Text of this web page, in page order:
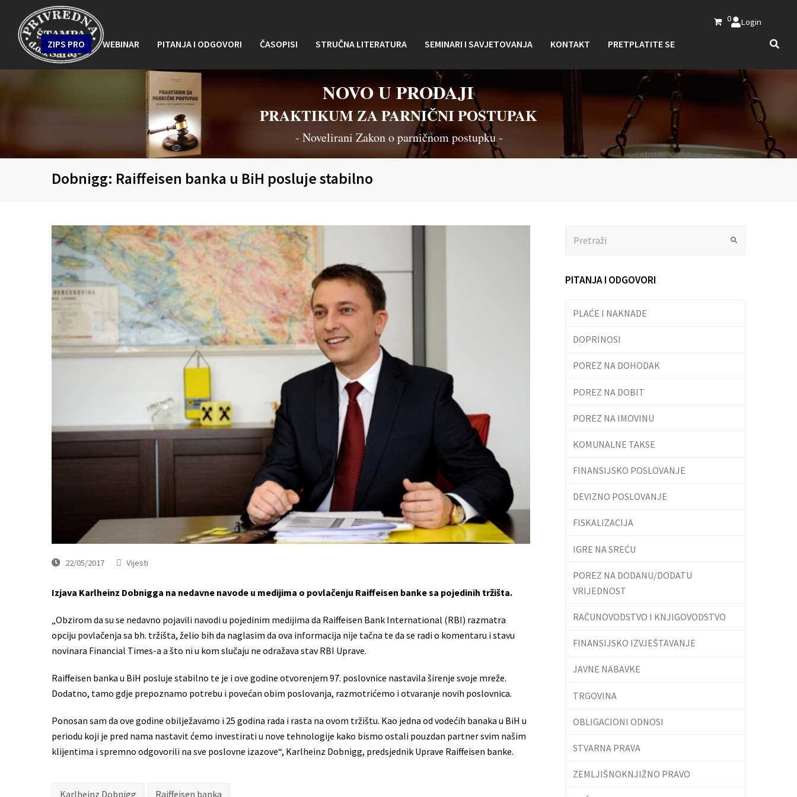
0 Login
ZIPS PRO WEBINAR PITANJA I ODGOVORI ČASOPISI STRUČNA LITERATURA SEMINARI I SAVJETOVANJA KONTAKT PRETPLATITE SE
NOVO U PRODAJI
PRAKTIKUM ZA PARNIČNI POSTUPAK
- Novelirani Zakon o parničnom postupku -
Dobnigg: Raiffeisen banka u BiH posluje stabilno
22/05/2017 Vijesti
Izjava Karlheinz Dobnigga na nedavne navode u medijima o povlačenju Raiffeisen banke sa pojedinih tržišta.
„Obzirom da su se nedavno pojavili navodi u pojedinim medijima da Raiffeisen Bank International (RBI) razmatra
opciju povlačenja sa bh. tržišta, želio bih da naglasim da ova informacija nije tačna te da se radi o komentaru i stavu
novinara Financial Times-a a što ni u kom slučaju ne odražava stav RBI Uprave.
Raiffeisen banka u BiH posluje stabilno te je i ove godine otvorenjem 97. poslovnice nastavila širenje svoje mreže.
Dodatno, tamo gdje prepoznamo potrebu i povećan obim poslovanja, razmotrićemo i otvaranje novih poslovnica.
Ponosan sam da ove godine obilježavamo i 25 godina rada i rasta na ovom tržištu. Kao jedna od vodećih banaka u BiH u
periodu koji je pred nama nastavit ćemo investirati u nove tehnologije kako bismo ostali pouzdan partner svim našim
klijentima i spremno odgovorili na sve poslovne izazove“, Karlheinz Dobnigg, predsjednik Uprave Raiffeisen banke.
Karlheinz Dobnigg Raiffeisen banka
PITANJA I ODGOVORI
PLAĆE I NAKNADE
DOPRINOSI
POREZ NA DOHODAK
POREZ NA DOBIT
POREZ NA IMOVINU
KOMUNALNE TAKSE
FINANSIJSKO POSLOVANJE
DEVIZNO POSLOVANJE
FISKALIZACIJA
IGRE NA SREĆU
POREZ NA DODANU/DODATU
VRIJEDNOST
RAČUNOVODSTVO I KNJIGOVODSTVO
FINANSIJSKO IZVJEŠTAVANJE
JAVNE NABAVKE
TRGOVINA
OBLIGACIONI ODNOSI
STVARNA PRAVA
ZEMLJIŠNOKNJIŽNO PRAVO